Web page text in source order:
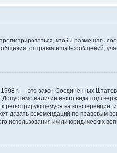
чтобы размещать
отправка email-сообщений,
г. — это закон Соединённых
наличие иного вида
на конференции,
давать рекомендаций по правовым
использования и/или юридических